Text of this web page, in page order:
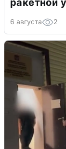
ракетной
6 августа 2